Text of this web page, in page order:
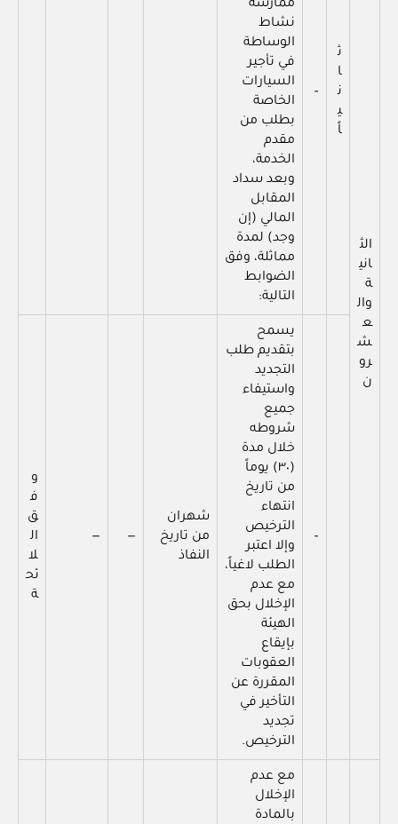
الث
اني
ة
وال
ع
ش
رو
ن
ث
ا
ن
ي
اً
–
ممارسة
نشاط
الوساطة
في تأجير
السيارات
الخاصة
بطلب من
مقدم
الخدمة،
وبعد سداد
المقابل
المالي (إن
وجد) لمدة
مماثلة، وفق
الضوابط
التالية:
–
يسمح
بتقديم طلب
التجديد
واستيفاء
جميع
شروطه
خلال مدة
(٣٠) يوماً
من تاريخ
انتهاء
الترخيص
وإلا اعتبر
الطلب لاغياً،
مع عدم
الإخلال بحق
الهيئة
بإيقاع
العقوبات
المقررة عن
التأخير في
تجديد
الترخيص.
شهران
من تاريخ
النفاذ
—
—
و
ف
ق
ال
لا
ئح
ة
مع عدم
الإخلال
بالمادة